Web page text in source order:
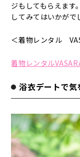
ジもしてもらえます
してみてはいかがで
＜着物レンタル
着物レンタル
浴衣デートで気